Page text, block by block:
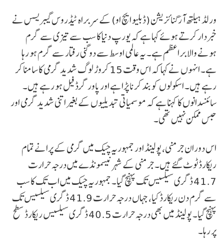
ورلڈ ہیلتھ آرگنائزیشن (ڈبلیو ایچ او) کے سربراہ ٹیڈروس گیبریسس نے
خبردار کرتے ہوئے کہا ہے کہ یورپ دنیا کا سب سے تیزی سے گرم
ہونے والا براعظم ہے۔ یہ عالمی اوسط سے دوگنی رفتار سے گرم ہو رہا
ہے۔ انہوں نے کہا کہ اس وقت 15 کروڑ لوگ شدید گرمی کا سامنا کر
رہے ہیں۔ اسکولوں کو بند کرنا پڑا ہے اور پاور گرڈ فیل ہو رہے ہیں۔
سائنسدانوں کا کہنا ہے کہ موسمیاتی تبدیلیوں کے بغیر اتنی شدید گرمی اور
حبس ممکن نہیں تھی۔
اس دوران جرمنی، پولینڈ اور جمہوریہ چیک میں گرمی کے پرانے تمام
ریکارڈ ٹوٹ گئے ہیں۔ جرمنی کے شہر نیسمونڈے میں درجہ حرارت
41.7 ڈگری سیلسیس تک پہنچ گیا۔ جمہوریہ چیک میں اب تک کا سب
سے گرم دن ریکارڈ کیا، جہاں درجہ حرارت 41.9 ڈگری سیلسیس تک
پہنچ گیا۔ پولینڈ میں بھی درجہ حرارت 40.5 ڈگری سیلسیس ریکارڈ سطح
پر رہا۔